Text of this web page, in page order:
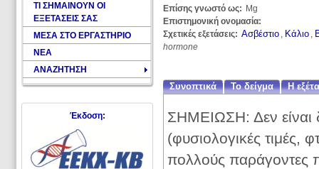
Επίσης γνωστό ως: Mg
Επιστημονική ονομασία:
Σχετικές εξετάσεις: Ασβέστιο , Κάλιο ,
hormone
Συνοπτικά Το δείγμα Η
ΣΗΜΕΙΩΣΗ: Δεν είναι
(φυσιολογικές τιμές,
πολλούς παράγοντες
ΤΙ ΣΗΜΑΙΝΟΥΝ ΟΙ
ΕΞΕΤΑΣΕΙΣ ΣΑΣ
ΜΕΣΑ ΣΤΟ ΕΡΓΑΣΤΗΡΙΟ
ΝΕΑ
ΑΝΑΖΗΤΗΣΗ
Έκδοση: